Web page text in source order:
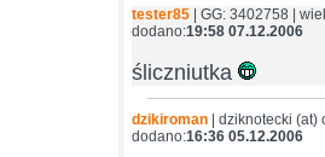
tester85 | GG: 3402758 |
dodano:19:58 07.12.2006
śliczniutka
dzikiroman | dziknotecki
dodano:16:36 05.12.2006